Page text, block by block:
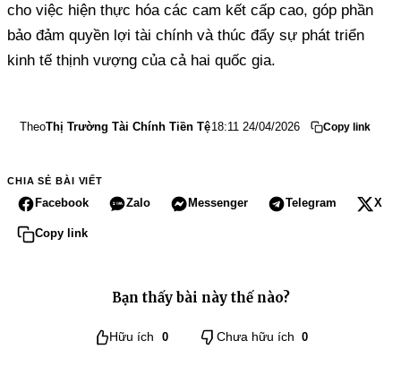
cho việc hiện thực hóa các cam kết cấp cao, góp phần
bảo đảm quyền lợi tài chính và thúc đẩy sự phát triển
kinh tế thịnh vượng của cả hai quốc gia.
TheoThị Trường Tài Chính Tiền Tệ18:11 24/04/2026 Copy link
CHIA SẺ BÀI VIẾT
Facebook Zalo Messenger Telegram X
Copy link
Bạn thấy bài này thế nào?
Hữu ích 0 Chưa hữu ích 0